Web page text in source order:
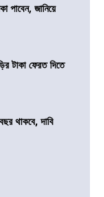
পাবেন, জানিয়ে
টাকা ফেরত দিতে
থাকবে, দাবি